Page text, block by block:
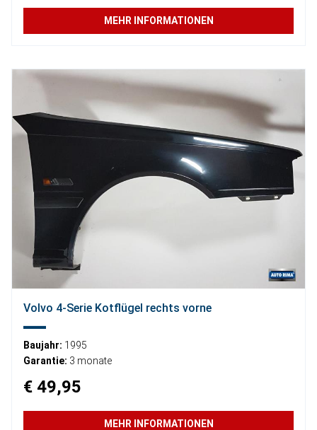
MEHR INFORMATIONEN
Volvo 4-Serie Kotflügel rechts vorne
Baujahr: 1995
Garantie: 3 monate
€ 49,95
MEHR INFORMATIONEN